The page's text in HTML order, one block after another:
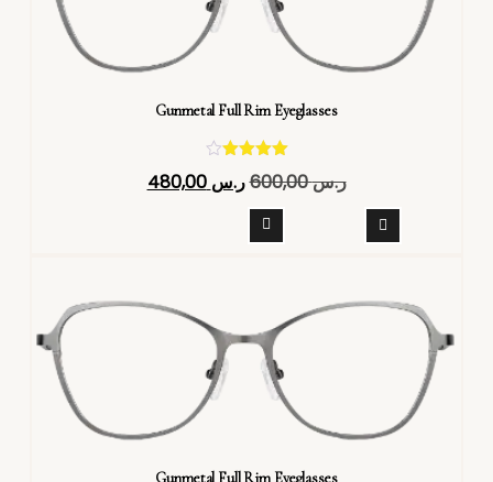
Gunmetal Full Rim Eyeglasses
تم التقييم
4.40
ر.س600,00 ر.س 480,00
Gunmetal Full Rim Eyeglasses